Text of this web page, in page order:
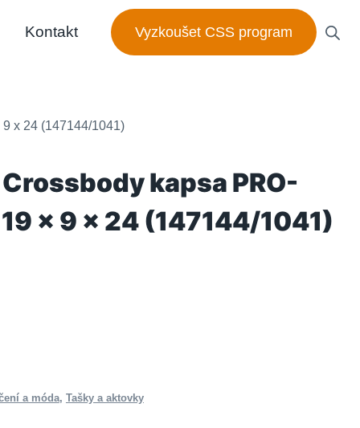
Kontakt Vyzkoušet CSS program
x 24 (147144/1041)
kapsa PRO-
x 9 x 24 (147144/1041)
a móda, Tašky a aktovky